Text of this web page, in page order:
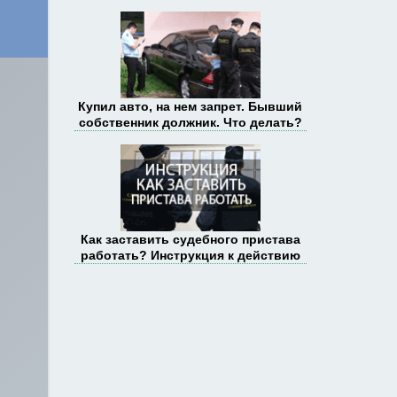
Купил авто, на нем запрет. Бывший
собственник должник. Что делать?
Как заставить судебного пристава
работать? Инструкция к действию